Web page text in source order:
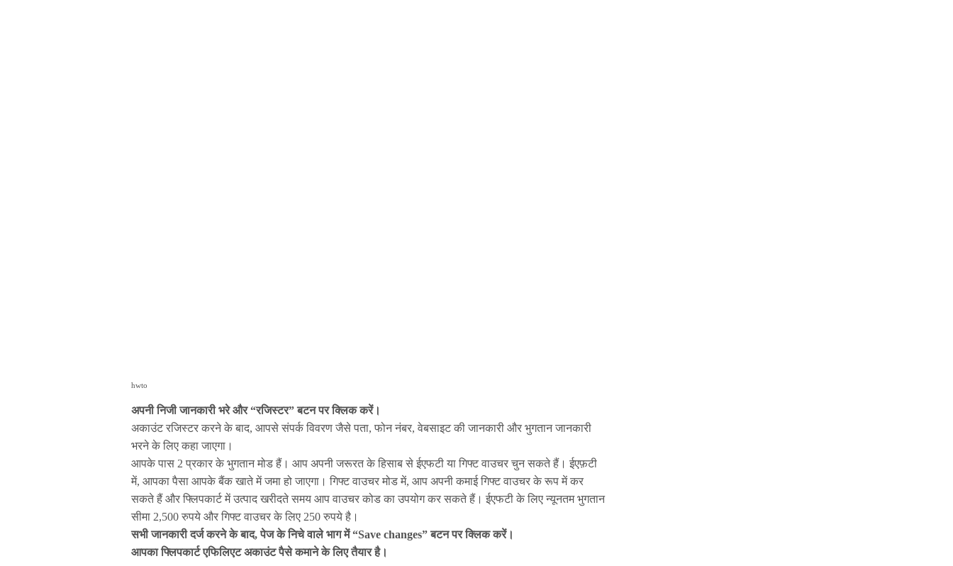
hwto
अपनी निजी जानकारी भरे और “रजिस्टर” बटन पर क्लिक करें।
अकाउंट रजिस्टर करने के बाद, आपसे संपर्क विवरण जैसे पता, फोन नंबर, वेबसाइट की जानकारी और भुगतान जानकारी
भरने के लिए कहा जाएगा।
आपके पास 2 प्रकार के भुगतान मोड हैं। आप अपनी जरूरत के हिसाब से ईएफटी या गिफ्ट वाउचर चुन सकते हैं। ईएफ़टी
में, आपका पैसा आपके बैंक खाते में जमा हो जाएगा। गिफ्ट वाउचर मोड में, आप अपनी कमाई गिफ्ट वाउचर के रूप में कर
सकते हैं और फ्लिपकार्ट में उत्पाद खरीदते समय आप वाउचर कोड का उपयोग कर सकते हैं। ईएफटी के लिए न्यूनतम भुगतान
सीमा 2,500 रुपये और गिफ्ट वाउचर के लिए 250 रुपये है।
सभी जानकारी दर्ज करने के बाद, पेज के निचे वाले भाग में “Save changes” बटन पर क्लिक करें।
आपका फ्लिपकार्ट एफिलिएट अकाउंट पैसे कमाने के लिए तैयार है।